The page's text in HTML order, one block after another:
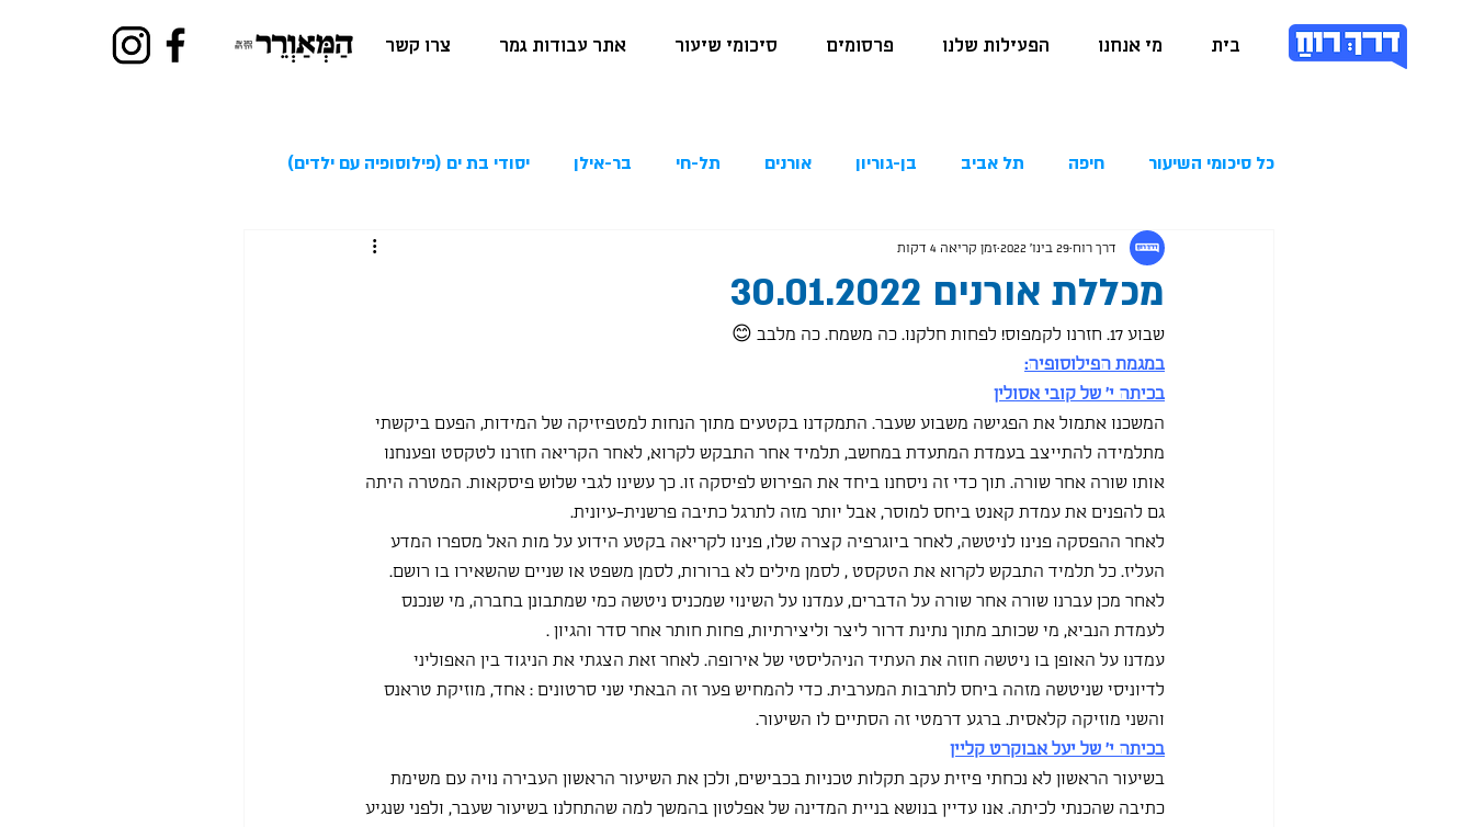
צרו קשר אתר עבודות גמר סיכומי שיעור פרסומים הפעילות שלנו מי אנחנו בית
כל סיכומי השיעור חיפה תל אביב בן-גוריון אורנים תל-חי בר-אילן יסודי בת ים (פילוסופיה עם ילדים)
מכללת אורנים 30.01.2022
דרך רוח 29 בינו׳ 2022 זמן קריאה 4 דקות
שבוע 17. חזרנו לקמפוס! לפחות חלקנו. כה משמח. כה מלבב 😊
במגמת הפילוסופיה:
בכיתה י' של קובי אסולין
המשכנו אתמול את הפגישה משבוע שעבר. התמקדנו בקטעים מתוך הנחות למטפיזיקה של המידות, הפעם ביקשתי
מתלמידה להתייצב בעמדת המתעדת במחשב, תלמיד אחר התבקש לקרוא, לאחר הקריאה חזרנו לטקסט ופענחנו
אותו שורה אחר שורה. תוך כדי זה ניסחנו ביחד את הפירוש לפיסקה זו. כך עשינו לגבי שלוש פיסקאות. המטרה היתה
גם להפנים את עמדת קאנט ביחס למוסר, אבל יותר מזה לתרגל כתיבה פרשנית-עיונית.
לאחר ההפסקה פנינו לניטשה, לאחר ביוגרפיה קצרה שלו, פנינו לקריאה בקטע הידוע על מות האל מספרו המדע
העליז. כל תלמיד התבקש לקרוא את הטקסט , לסמן מילים לא ברורות, לסמן משפט או שניים שהשאירו בו רושם.
לאחר מכן עברנו שורה אחר שורה על הדברים, עמדנו על השינוי שמכניס ניטשה כמי שמתבונן בחברה, מי שנכנס
לעמדת הנביא, מי שכותב מתוך נתינת דרור ליצר וליצירתיות, פחות חותר אחר סדר והגיון .
עמדנו על האופן בו ניטשה חוזה את העתיד הניהליסטי של אירופה. לאחר זאת הצגתי את הניגוד בין האפוליני
לדיוניסי שניטשה מזהה ביחס לתרבות המערבית. כדי להמחיש פער זה הבאתי שני סרטונים : אחד, מוזיקת טראנס
והשני מוזיקה קלאסית. ברגע דרמטי זה הסתיים לו השיעור.
בכיתה י' של יעל אבוקרט קליין
בשיעור הראשון לא נכחתי פיזית עקב תקלות טכניות בכבישים, ולכן את השיעור הראשון העבירה נויה עם משימת
כתיבה שהכנתי לכיתה. אנו עדיין בנושא בניית המדינה של אפלטון בהמשך למה שהתחלנו בשיעור שעבר, ולפני שנגיע